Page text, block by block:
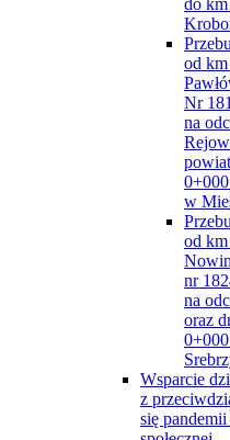
do
od
Nr
na
w
od
nr
na
oraz
Wsparcie
z
się